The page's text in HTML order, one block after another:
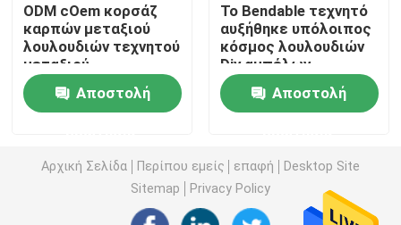
Σφαίρα τεχνητών λουλουδιών
Τεχνητές εγκαταστάσεις διακοσμήσεων
Τεχνητό χαλί βρύου
ODM cOem κορσάζ
καρπών μεταξιού
λουλουδιών τεχνητού
μεταξιού
παράνυμφων
Αποστολή
Το Bendable τεχνητό
αυξήθηκε υπόλοιπος
κόσμος λουλουδιών
Diy αμπέλων
5cm*100cm
6cm*120cmΑποστολή
Αρχική Σελίδα Περίπου εμείς επαφή
Desktop Site
Sitemap
Privacy Policy